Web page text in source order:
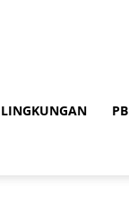
LINGKUNGAN PB